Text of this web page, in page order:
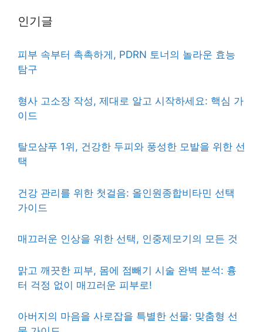
인기글
피부 속부터 촉촉하게, PDRN 토너의 놀라운 효능
탐구
형사 고소장 작성, 제대로 알고 시작하세요: 핵심 가
이드
탈모샴푸 1위, 건강한 두피와 풍성한 모발을 위한 선
택
건강 관리를 위한 첫걸음: 올인원종합비타민 선택
가이드
매끄러운 인상을 위한 선택, 인중제모기의 모든 것
맑고 깨끗한 피부, 몸에 점빼기 시술 완벽 분석: 흉
터 걱정 없이 매끄러운 피부로!
아버지의 마음을 사로잡을 특별한 선물: 맞춤형 선